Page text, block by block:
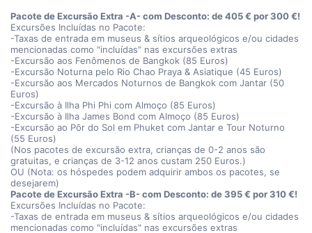
Pacote de Excursão Extra -A- com Desconto: de 405 € por 300 €!
Excursões Incluídas no Pacote:
-Taxas de entrada em museus & sítios arqueológicos e/ou cidades
mencionadas como "incluídas" nas excursões extras
-Excursão aos Fenômenos de Bangkok (85 Euros)
-Excursão Noturna pelo Rio Chao Praya & Asiatique (45 Euros)
-Excursão aos Mercados Noturnos de Bangkok com Jantar (50
Euros)
-Excursão à Ilha Phi Phi com Almoço (85 Euros)
-Excursão à Ilha James Bond com Almoço (85 Euros)
-Excursão ao Pôr do Sol em Phuket com Jantar e Tour Noturno
(55 Euros)
(Nos pacotes de excursão extra, crianças de 0-2 anos são
gratuitas, e crianças de 3-12 anos custam 250 Euros.)
OU (Nota: os hóspedes podem adquirir ambos os pacotes, se
desejarem)
Pacote de Excursão Extra -B- com Desconto: de 395 € por 310 €!
Excursões Incluídas no Pacote:
-Taxas de entrada em museus & sítios arqueológicos e/ou cidades
mencionadas como "incluídas" nas excursões extras